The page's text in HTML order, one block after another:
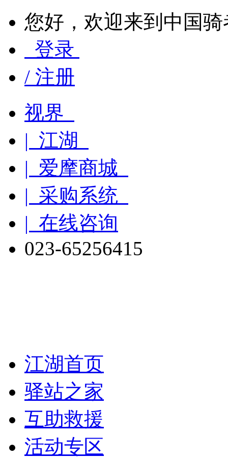
您好，欢迎来到中国
登录
/ 注册
视界
| 江湖
| 爱摩商城
| 采购系统
| 在线咨询
023-65256415
江湖首页
驿站之家
互助救援
活动专区